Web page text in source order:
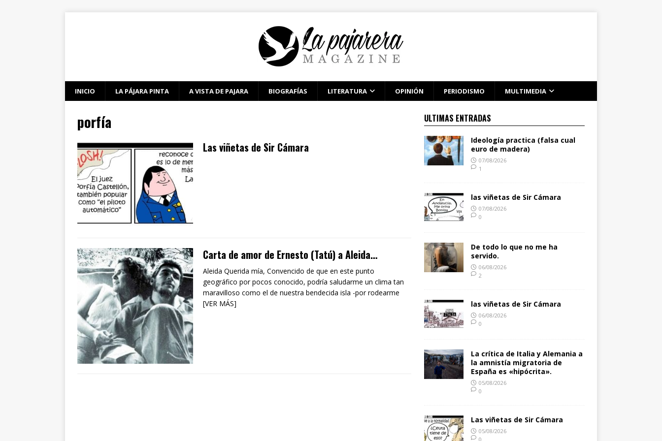
INICIO LA PÁJARA PINTA A VISTA DE PAJARA BIOGRAFÍAS LITERATURA OPINIÓN PERIODISMO MULTIMEDIA
porfía
Las viñetas de Sir Cámara
Carta de amor de Ernesto (Tatú) a Aleida…
Aleida Querida mía, Convencido de que en este punto
geográfico por pocos conocido, podría saludarme un clima tan
maravilloso como el de nuestra bendecida isla -por rodearme
[VER MÁS]
ULTIMAS ENTRADAS
Ideología practica (falsa cual
euro de madera)
07/08/2026
1
las viñetas de Sir Cámara
07/08/2026
0
De todo lo que no me ha
servido.
06/08/2026
2
las viñetas de Sir Cámara
06/08/2026
0
La crítica de Italia y Alemania a
la amnistía migratoria de
España es «hipócrita».
05/08/2026
0
Las viñetas de Sir Cámara
05/08/2026
0